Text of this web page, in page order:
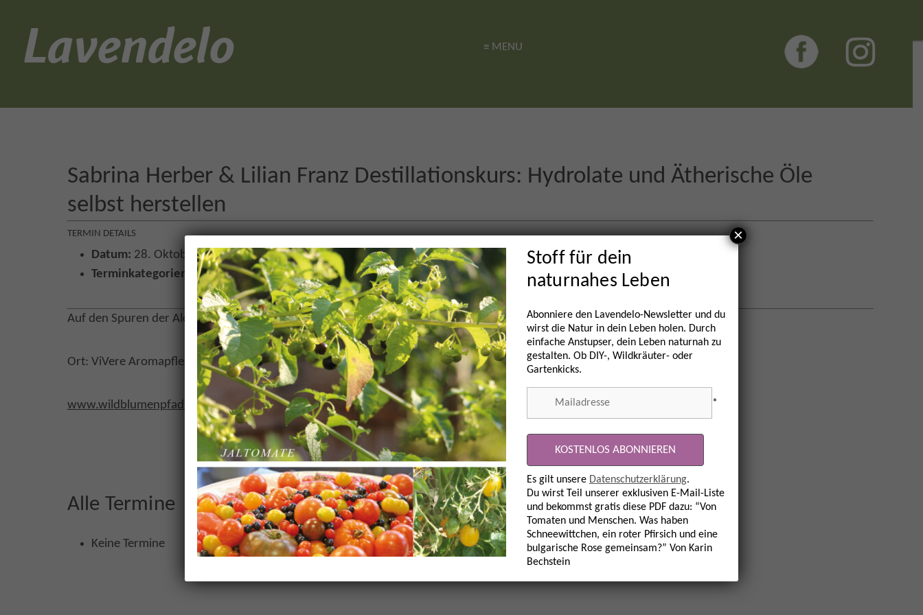
≡ MENU
Sabrina Herber & Lilian Franz Destillationskurs: Hydrolate und Ätherische Öle
selbst herstellen
TERMIN DETAILS
Datum: 28. Oktober 2022
Terminkategorien:
Aroma,Kräuter,Mit Lavendelo AutorInnen
Auf den Spuren der Alchemie…
Ort: ViVere Aromapflegeschule, Schulstraße 17, 55767 Schwollen
www.wildblumenpfad.de
Alle Termine
Keine Termine
Stoff für dein
naturnahes Leben
Abonniere den Lavendelo-Newsletter und du
wirst die Natur in dein Leben holen. Durch
einfache Anstupser, dein Leben naturnah zu
gestalten. Ob DIY-, Wildkräuter- oder
Gartenkicks.
*
Es gilt unsere Datenschutzerklärung.
Du wirst Teil unserer exklusiven E-Mail-Liste
und bekommst gratis diese PDF dazu: “Von
Tomaten und Menschen. Was haben
Schneewittchen, ein roter Pfirsich und eine
bulgarische Rose gemeinsam?” Von Karin
Bechstein
×